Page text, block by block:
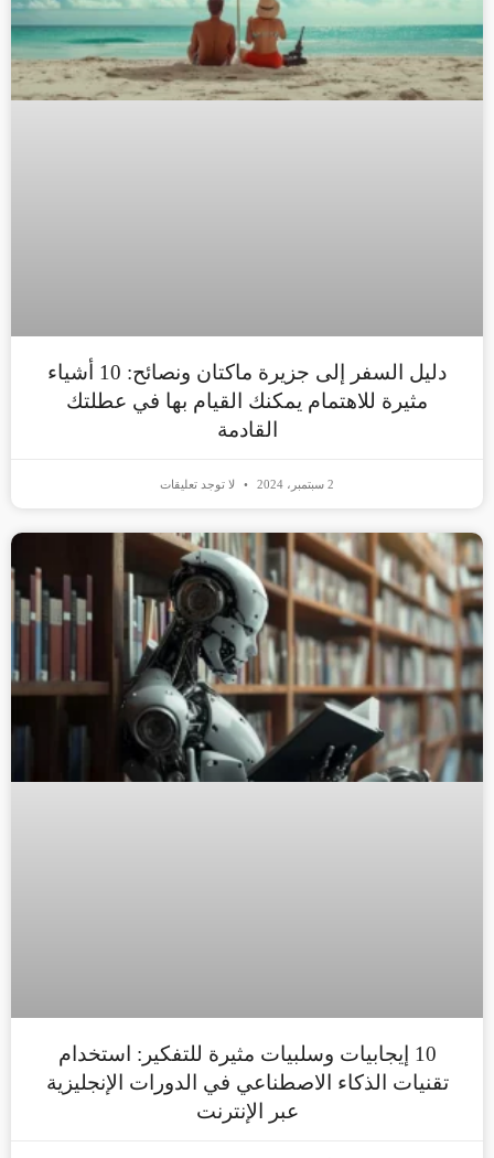
دليل السفر إلى جزيرة ماكتان ونصائح: 10 أشياء
مثيرة للاهتمام يمكنك القيام بها في عطلتك
القادمة
2 سبتمبر، 2024 لا توجد تعليقات
10 إيجابيات وسلبيات مثيرة للتفكير: استخدام
تقنيات الذكاء الاصطناعي في الدورات الإنجليزية
عبر الإنترنت